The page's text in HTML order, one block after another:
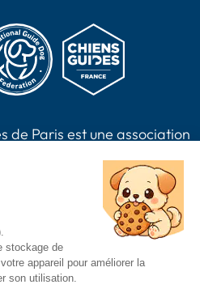
de Paris est une association
général habilitée à
vie et à émettre
est membre de Chiens
France.